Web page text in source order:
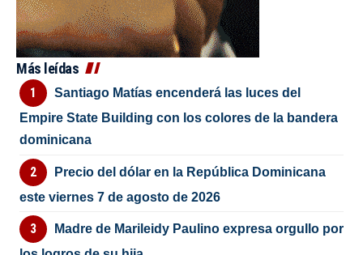
Más leídas
Santiago Matías encenderá las luces del
Empire State Building con los colores de la bandera
dominicana
Precio del dólar en la República Dominicana
este viernes 7 de agosto de 2026
Madre de Marileidy Paulino expresa orgullo por